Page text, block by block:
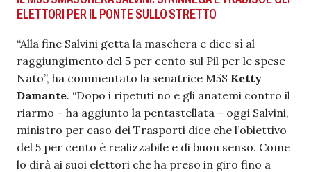
ELETTORI PER IL PONTE SULLO STRETTO
“Alla fine Salvini getta la maschera e dice sì al
raggiungimento del 5 per cento sul Pil per le spese
Nato”, ha commentato la senatrice M5S Ketty
Damante. “Dopo i ripetuti no e gli anatemi contro il
riarmo – ha aggiunto la pentastellata – oggi Salvini,
ministro per caso dei Trasporti dice che l’obiettivo
del 5 per cento è realizzabile e di buon senso. Come
lo dirà ai suoi elettori che ha preso in giro fino a